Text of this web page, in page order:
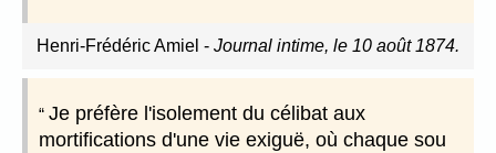
Henri-Frédéric Amiel - Journal intime, le 10 août 1874.
Je préfère l'isolement du célibat aux
mortifications d'une vie exiguë, où chaque sou